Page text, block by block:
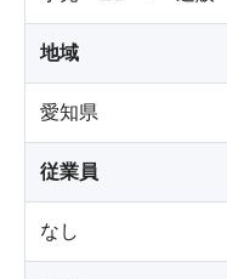
地域
愛知県
従業員
なし